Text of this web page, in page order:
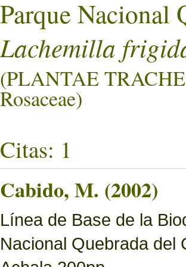
Parque Nacional
Lachemilla
(PLANTAE
Rosaceae)
Citas: 1
Cabido, M. (2002)
Línea de Base de la
Nacional Quebrada del